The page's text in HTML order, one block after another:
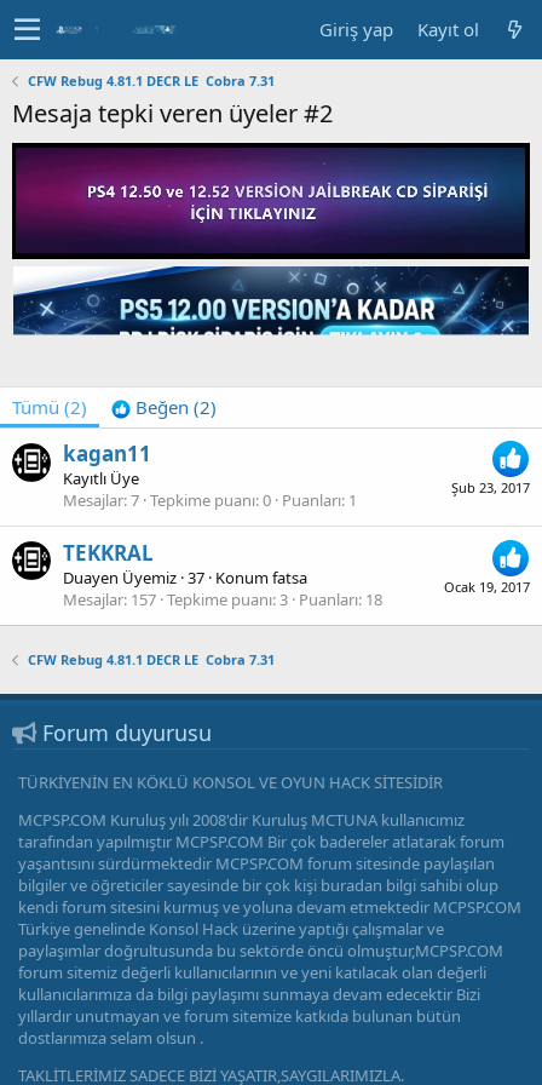
Giriş yap Kayıt ol
CFW Rebug 4.81.1 DECR LE  Cobra 7.31
Mesaja tepki veren üyeler #2
Tümü (2) Beğen (2)
Şub 23, 2017
kagan11
Kayıtlı Üye
Mesajlar 7 Tepkime puanı 0 Puanları 1
Ocak 19, 2017
TEKKRAL
Duayen Üyemiz ·37 · Konumfatsa
Mesajlar 157 Tepkime puanı 3 Puanları 18
CFW Rebug 4.81.1 DECR LE  Cobra 7.31
Forum duyurusu
TÜRKİYENİN EN KÖKLÜ KONSOL VE OYUN HACK SİTESİDİR
MCPSP.COM Kuruluş yılı 2008'dir Kuruluş MCTUNA kullanıcımız
tarafından yapılmıştır MCPSP.COM Bir çok badereler atlatarak forum
yaşantısını sürdürmektedir MCPSP.COM forum sitesinde paylaşılan
bilgiler ve öğreticiler sayesinde bir çok kişi buradan bilgi sahibi olup
kendi forum sitesini kurmuş ve yoluna devam etmektedir MCPSP.COM
Türkiye genelinde Konsol Hack üzerine yaptığı çalışmalar ve
paylaşımlar doğrultusunda bu sektörde öncü olmuştur,MCPSP.COM
forum sitemiz değerli kullanıcılarının ve yeni katılacak olan değerli
kullanıcılarımıza da bilgi paylaşımı sunmaya devam edecektir Bizi
yıllardır unutmayan ve forum sitemize katkıda bulunan bütün
dostlarımıza selam olsun .
TAKLİTLERİMİZ SADECE BİZİ YAŞATIR,SAYGILARIMIZLA.